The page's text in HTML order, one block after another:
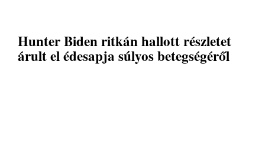
Hunter Biden ritkán hallott részletet
árult el édesapja súlyos betegségéről